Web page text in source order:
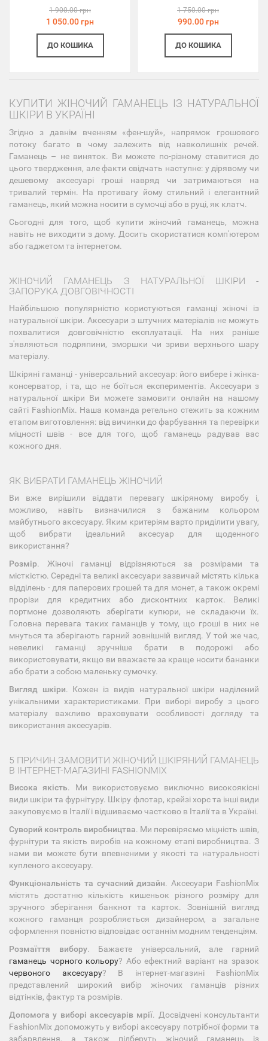
1 900.00 грн
1 050.00 грн
ДО КОШИКА
1 750.00 грн
990.00 грн
ДО КОШИКА
КУПИТИ ЖІНОЧИЙ ГАМАНЕЦЬ ІЗ НАТУРАЛЬНОЇ
ШКІРИ В УКРАЇНІ
Згідно з давнім вченням «фен-шуй», напрямок грошового
потоку багато в чому залежить від навколишніх речей.
Гаманець – не виняток. Ви можете по-різному ставитися до
цього твердження, але факти свідчать наступне: у дірявому чи
дешевому аксесуарі гроші навряд чи затримаються на
тривалий термін. На противагу йому стильний і елегантний
гаманець, який можна носити в сумочці або в руці, як клатч.
Сьогодні для того, щоб купити жіночий гаманець, можна
навіть не виходити з дому. Досить скористатися комп'ютером
або гаджетом та інтернетом.
ЖІНОЧИЙ ГАМАНЕЦЬ З НАТУРАЛЬНОЇ ШКІРИ -
ЗАПОРУКА ДОВГОВІЧНОСТІ
Найбільшою популярністю користуються гаманці жіночі із
натуральної шкіри. Аксесуари з штучних матеріалів не можуть
похвалитися довговічністю експлуатації. На них раніше
з'являються подряпини, зморшки чи зриви верхнього шару
матеріалу.
Шкіряні гаманці - універсальний аксесуар: його вибере і жінка-
консерватор, і та, що не боїться експериментів. Аксесуари з
натуральної шкіри Ви можете замовити онлайн на нашому
сайті FashionMix. Наша команда ретельно стежить за кожним
етапом виготовлення: від вичинки до фарбування та перевірки
міцності швів - все для того, щоб гаманець радував вас
кожного дня.
ЯК ВИБРАТИ ГАМАНЕЦЬ ЖІНОЧИЙ
Ви вже вирішили віддати перевагу шкіряному виробу і,
можливо, навіть визначилися з бажаним кольором
майбутнього аксесуару. Яким критеріям варто приділити увагу,
щоб вибрати ідеальний аксесуар для щоденного
використання?
Розмір. Жіночі гаманці відрізняються за розмірами та
місткістю. Середні та великі аксесуари зазвичай містять кілька
відділень - для паперових грошей та для монет, а також окремі
прорізи для кредитних або дисконтних карток. Великі
портмоне дозволяють зберігати купюри, не складаючи їх.
Головна перевага таких гаманців у тому, що гроші в них не
мнуться та зберігають гарний зовнішній вигляд. У той же час,
невеликі гаманці зручніше брати в подорожі або
використовувати, якщо ви вважаєте за краще носити бананки
або брати з собою маленьку сумочку.
Вигляд шкіри. Кожен із видів натуральної шкіри наділений
унікальними характеристиками. При виборі виробу з цього
матеріалу важливо враховувати особливості догляду та
використання аксесуарів.
5 ПРИЧИН ЗАМОВИТИ ЖІНОЧИЙ ШКІРЯНИЙ ГАМАНЕЦЬ
В ІНТЕРНЕТ-МАГАЗИНІ FASHIONMIX
Висока якість. Ми використовуємо виключно високоякісні
види шкіри та фурнітуру. Шкіру флотар, крейзі хорс та інші види
закуповуємо в Італії і відшиваємо частково в Італії та в Україні.
Суворий контроль виробництва. Ми перевіряємо міцність швів,
фурнітури та якість виробів на кожному етапі виробництва. З
нами ви можете бути впевненими у якості та натуральності
купленого аксесуару.
Функціональність та сучасний дизайн. Аксесуари FashionMix
містять достатню кількість кишеньок різного розміру для
зручного зберігання банкнот та карток. Зовнішній вигляд
кожного гаманця розробляється дизайнером, а загальне
оформлення повністю відповідає останнім модним тенденціям.
Розмаїття вибору. Бажаєте універсальний, але гарний
гаманець чорного кольору? Або ефектний варіант на зразок
червоного аксесуару? В інтернет-магазині FashionMix
представлений широкий вибір жіночих гаманців різних
відтінків, фактур та розмірів.
Допомога у виборі аксесуарів мрії. Досвідчені консультанти
FashionMix допоможуть у виборі аксесуару потрібної форми та
забарвлення, а також підберуть жіночий гаманець із